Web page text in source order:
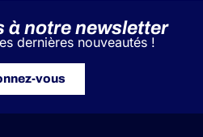
à notre newsletter
dernières nouveautés !
vous